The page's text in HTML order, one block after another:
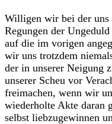
Willigen wir bei der
Regungen der
auf die im vorigen
wir uns trotzdem
der in unserer Neigung
unserer Scheu vor
freimachen, wenn wir
wiederholte Akte daran
selbst liebzugewinnen